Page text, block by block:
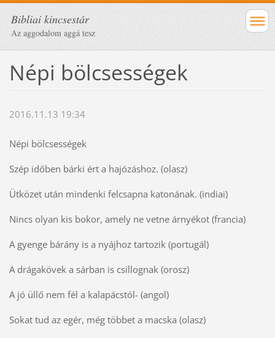
Bibliai kincsestár
Az aggodalom aggá tesz
Népi bölcsességek
2016.11.13 19:34
Népi bölcsességek
Szép időben bárki ért a hajózáshoz. (olasz)
Ütközet után mindenki felcsapna katonának. (indiai)
Nincs olyan kis bokor, amely ne vetne árnyékot (francia)
A gyenge bárány is a nyájhoz tartozik (portugál)
A drágakövek a sárban is csillognak (orosz)
A jó üllő nem fél a kalapácstól- (angol)
Sokat tud az egér, még többet a macska (olasz)